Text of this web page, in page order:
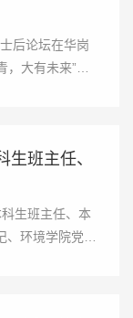
后论坛在华岗
大有未来”为
程学院党委书
班主任、
生班主任、本
环境学院党委
党委副书记桑